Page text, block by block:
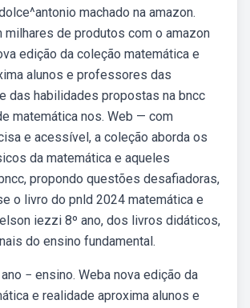
machado na amazon.
milhares de produtos com o amazon
edição da coleção matemática e
alunos e professores das
das habilidades propostas na bncc
matemática nos. Web — com
e acessível, a coleção aborda os
da matemática e aqueles
propondo questões desafiadoras,
o livro do pnld 2024 matemática e
iezzi 8º ano, dos livros didáticos,
do ensino fundamental.
− ensino. Weba nova edição da
e realidade aproxima alunos e